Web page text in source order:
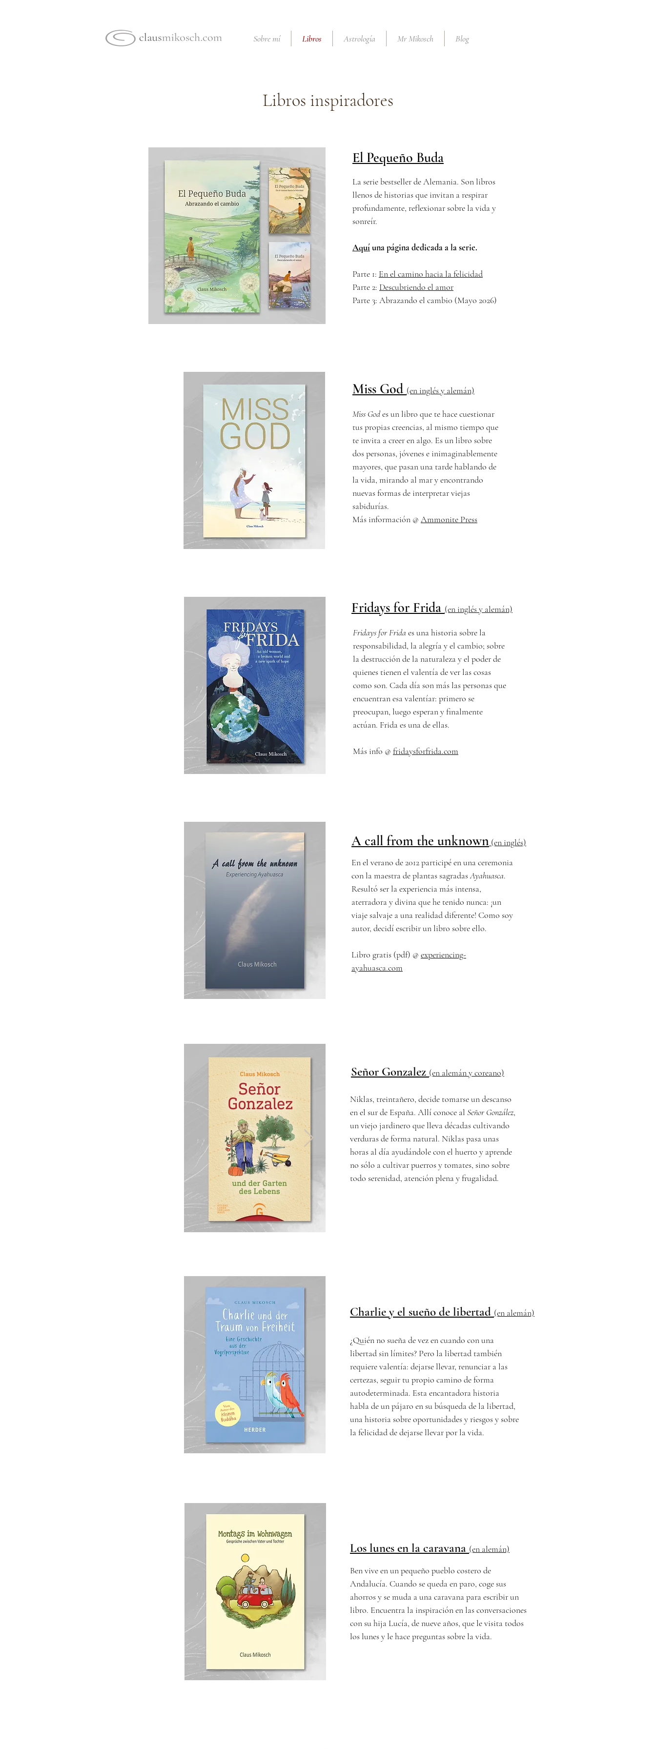
Sobre mí Libros Astrología Mr Mikosch Blog
Libros inspiradores
El Pequeño Buda
La serie bestseller de Alemania. Son libros
llenos de historias que invitan a respirar
profundamente, reflexionar sobre la vida y
sonreír.
Aquíuna página dedicada a la serie.
Parte 1: En el camino hacia la felicidad
Parte 2: Descubriendo el amor
Parte 3: Abrazando el cambi0 (Mayo 2026)
Miss God (en inglés y alemán)
Miss Godes un libro que te hace cuestionar
tus propias creencias, al mismo tiempo que
te invita a creer en algo. Es un libro sobre
dos personas, jóvenes e inimaginablemente
mayores, que pasan una tarde hablando de
la vida, mirando al mar y encontrando
nuevas formas de interpretar viejas
sabidurías.
​Más información @ Ammonite Press
Fridays for Frida (en inglés y alemán)
Fridays for Fridaes una historia sobre la
responsabilidad, la alegría y el cambio; sobre
la destrucción de la naturaleza y el poder de
quienes tienen el valentía de ver las cosas
como son. Cada día son más las personas que
encuentran esa valentíar: primero se
preocupan, luego esperan y finalmente
actúan. Frida es una de ellas.
Más info @ fridaysforfrida.com
A call from the unknown (en inglés)
En el verano de 2012 participé en una ceremonia
con la maestra de plantas sagradasAyahuasca.
Resultó ser la experiencia más intensa,
aterradora y divina que he tenido nunca: ¡un
viaje salvaje a una realidad diferente! Como soy
autor, decidí escribir un libro sobre ello.
Libro gratis (pdf) @ experiencing-
ayahuasca.com
Señor Gonzalez (en alemán y coreano)
Niklas, treintañero, decide tomarse un descanso
en el sur de España. Allí conoce al Señor González,
un viejo jardinero que lleva décadas cultivando
verduras de forma natural. Niklas pasa unas
horas al día ayudándole con el huerto y aprende
no sólo a cultivar puerros y tomates, sino sobre
todo serenidad, atención plena y frugalidad.
Charlie y el sueño de libertad (en alemán)
¿Quién no sueña de vez en cuando con una
libertad sin límites? Pero la libertad también
requiere valentía: dejarse llevar, renunciar a las
certezas, seguir tu propio camino de forma
autodeterminada. Esta encantadora historia
habla de un pájaro en su búsqueda de la libertad,
una historia sobre oportunidades y riesgos y sobre
la felicidad de dejarse llevar por la vida.
Los lunes en la caravana (en alemán)
Ben vive en un pequeño pueblo costero de
Andalucía. Cuando se queda en paro, coge sus
ahorros y se muda a una caravana para escribir un
libro. Encuentra la inspiración en las conversaciones
con su hija Lucía, de nueve años, que le visita todos
los lunes y le hace preguntas sobre la vida.